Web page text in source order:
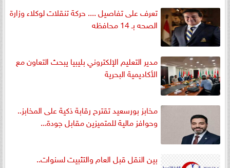
تعرف على تفاصيل .... حركة تنقلات لوكلاء وزارة
الصحه بـ 14 محافظه
مدير التعليم الإلكتروني بليبيا يبحث التعاون مع
الأكاديمية البحرية
مخابز بورسعيد تقترح رقابة ذكية على المخابز..
وحوافز مالية للمتميزين مقابل جودة...
بين النقل قبل العام والتثبيت لسنوات..